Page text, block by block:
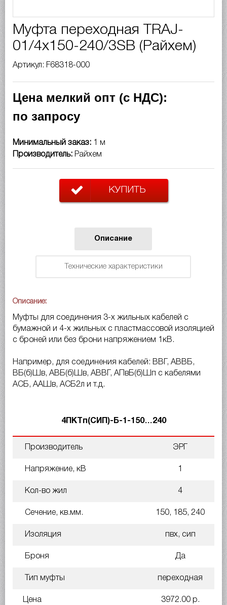
Муфта переходная TRAJ-
01/4x150-240/3SB (Райхем)
Артикул: F68318-000
Цена мелкий опт (с НДС):
по запросу
Минимальный заказ:
1 м
Производитель: Райхем
КУПИТЬ
Описание
Технические характеристики
Описание:
Муфты для соединения 3-х жильных кабелей с
бумажной и 4-х жильных с пластмассовой изоляцией
с броней или без брони напряжением 1кВ.
Например, для соединения кабелей: ВВГ, АВВБ,
ВБ(б)Шв, АВБ(б)Шв, АВВГ, АПвБ(б)Шп с кабелями
АСБ, ААШв, АСБ2л и т.д.
4ПКТп(СИП)-Б-1-150…240
Производитель ЭРГ
Напряжение, кВ 1
Кол-во жил 4
Сечение, кв.мм. 150, 185, 240
Изоляция пвх, сип
Броня Да
Тип муфты переходная
Цена 3972.00 р.